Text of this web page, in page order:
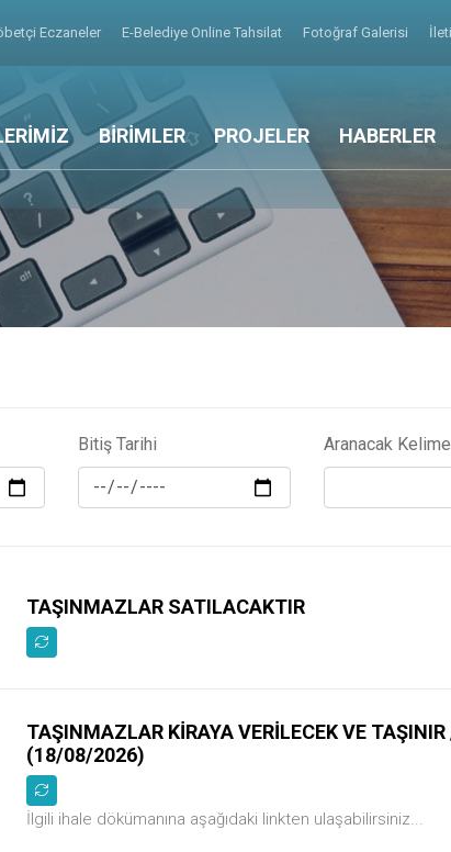
Eczaneler E-Belediye Online Tahsilat Fotoğraf Galerisi
BİRİMLER PROJELER HABERLER
Bitiş Tarihi Aranacak Kelime
TAŞINMAZLAR SATILACAKTIR
TAŞINMAZLAR KİRAYA VERİLECEK VE
(18/08/2026)
İlgili ihale dökümanına aşağıdaki linkten ulaşabilirsiniz...